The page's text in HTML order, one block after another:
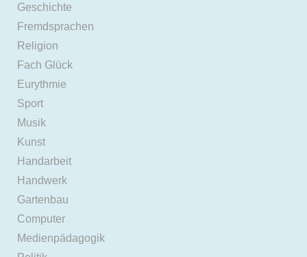
Geschichte
Fremdsprachen
Religion
Fach Glück
Eurythmie
Sport
Musik
Kunst
Handarbeit
Handwerk
Gartenbau
Computer
Medienpädagogik